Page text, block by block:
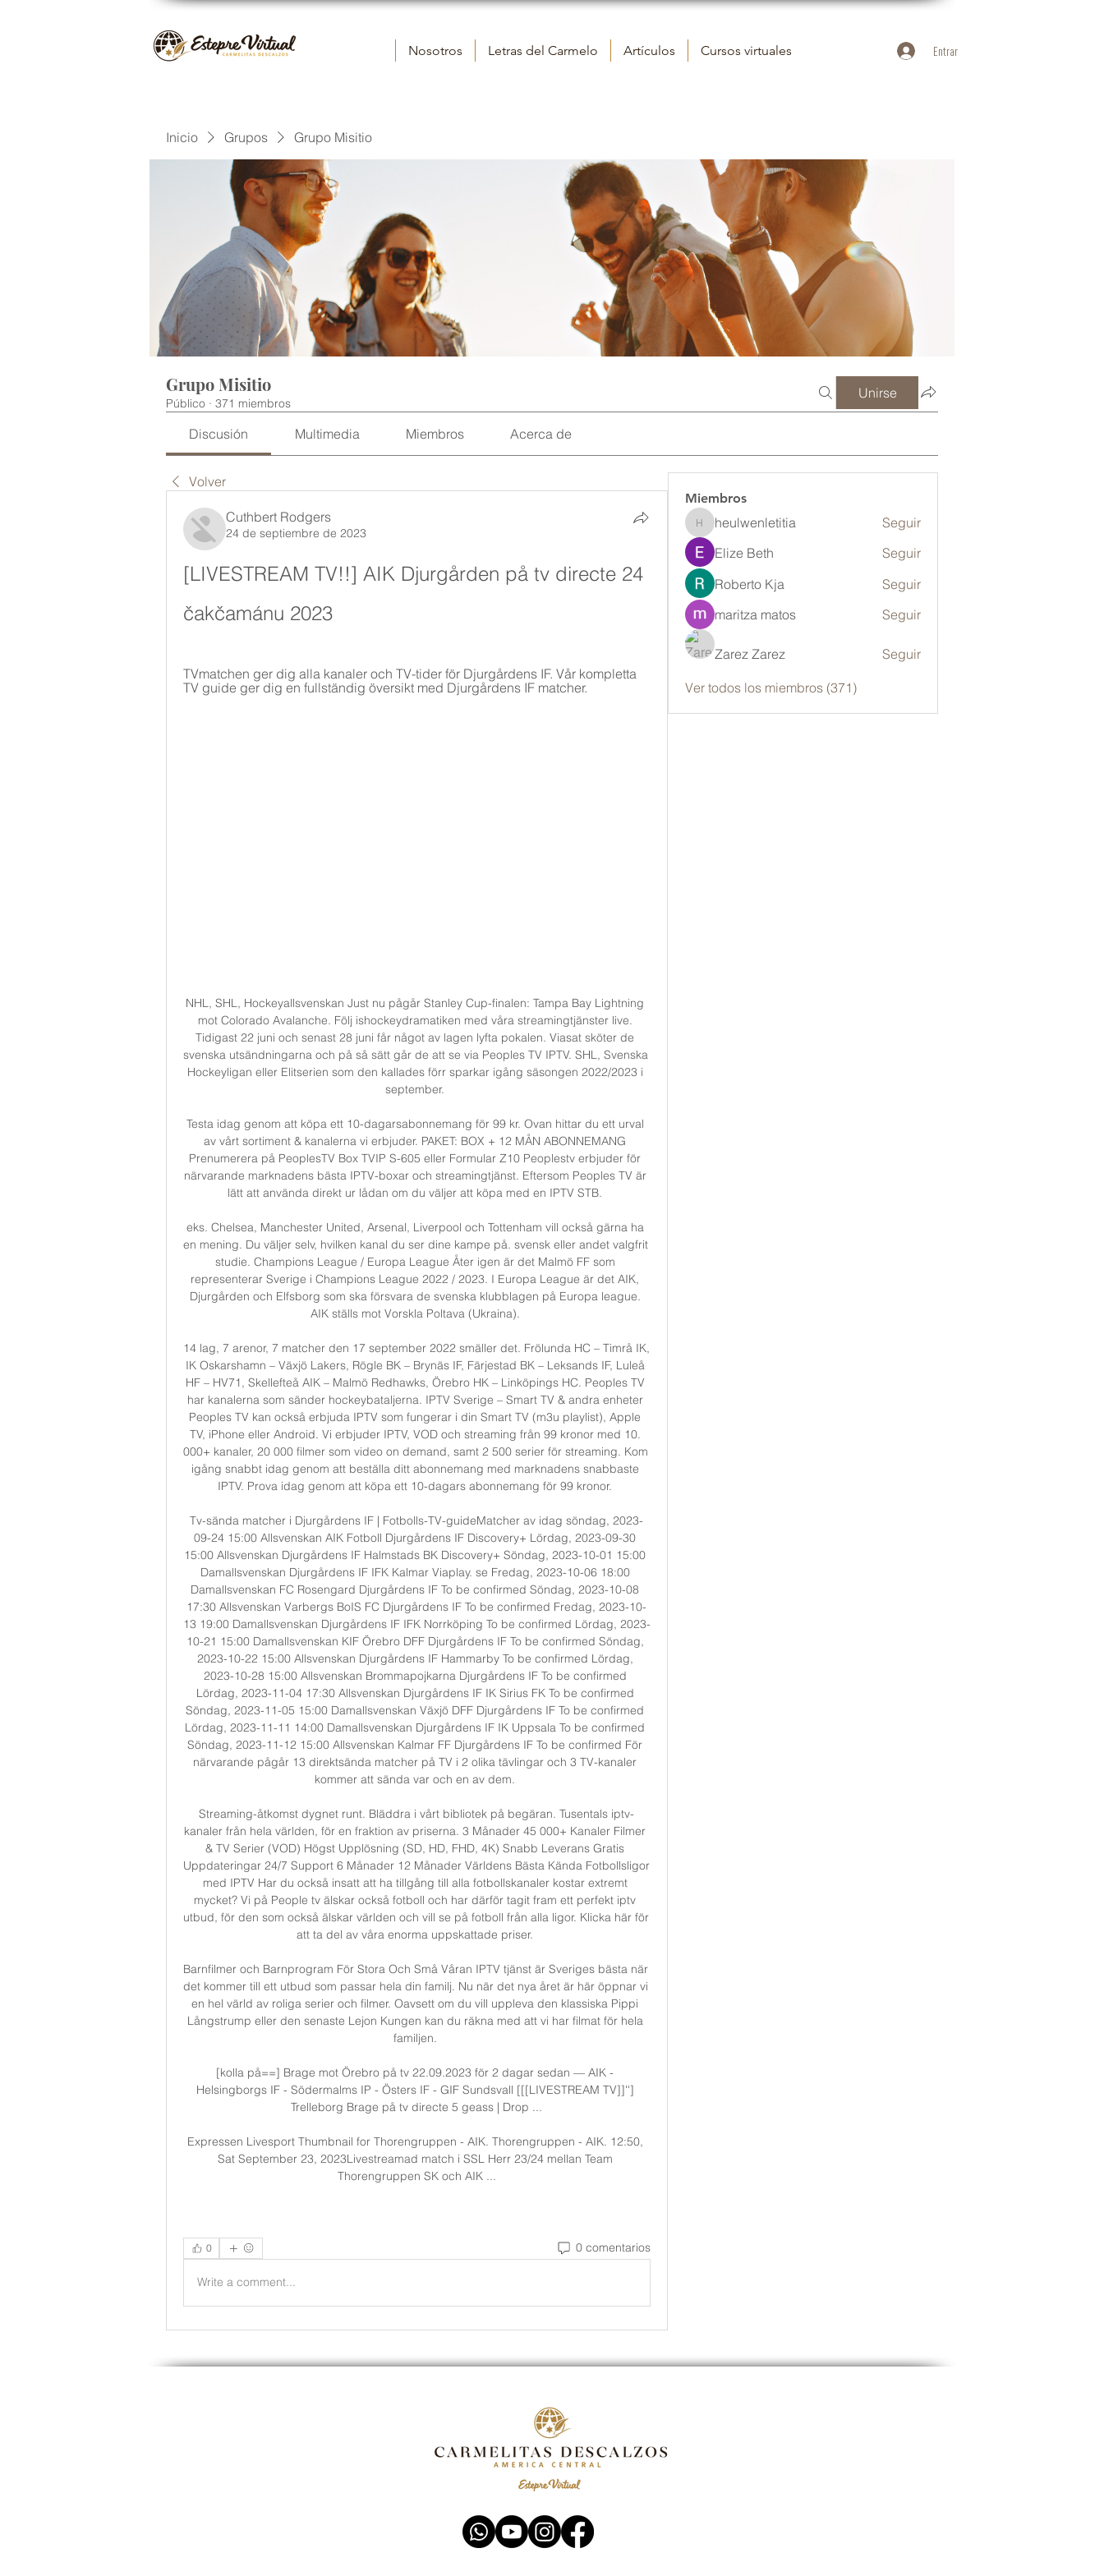
Nosotros Letras del Carmelo Artículos Cursos virtuales Entrar
Inicio Grupos Grupo Misitio
Grupo Misitio
Público · 371 miembros
Unirse
Discusión Multimedia Miembros Acerca de
Volver
Cuthbert Rodgers
24 de septiembre de 2023
[LIVESTREAM TV!!] AIK Djurgården på tv directe 24
čakčamánu 2023
TVmatchen ger dig alla kanaler och TV-tider för Djurgårdens IF. Vår kompletta
TV guide ger dig en fullständig översikt med Djurgårdens IF matcher.
NHL, SHL, Hockeyallsvenskan Just nu pågår Stanley Cup-finalen: Tampa Bay Lightning
mot Colorado Avalanche. Följ ishockeydramatiken med våra streamingtjänster live.
Tidigast 22 juni och senast 28 juni får något av lagen lyfta pokalen. Viasat sköter de
svenska utsändningarna och på så sätt går de att se via Peoples TV IPTV. SHL, Svenska
Hockeyligan eller Elitserien som den kallades förr sparkar igång säsongen 2022/2023 i
september.
Testa idag genom att köpa ett 10-dagarsabonnemang för 99 kr. Ovan hittar du ett urval
av vårt sortiment & kanalerna vi erbjuder. PAKET: BOX + 12 MÅN ABONNEMANG
Prenumerera på PeoplesTV Box TVIP S-605 eller Formular Z10 Peoplestv erbjuder för
närvarande marknadens bästa IPTV-boxar och streamingtjänst. Eftersom Peoples TV är
lätt att använda direkt ur lådan om du väljer att köpa med en IPTV STB.
eks. Chelsea, Manchester United, Arsenal, Liverpool och Tottenham vill också gärna ha
en mening. Du väljer selv, hvilken kanal du ser dine kampe på. svensk eller andet valgfrit
studie. Champions League / Europa League Åter igen är det Malmö FF som
representerar Sverige i Champions League 2022 / 2023. I Europa League är det AIK,
Djurgården och Elfsborg som ska försvara de svenska klubblagen på Europa league.
AIK ställs mot Vorskla Poltava (Ukraina).
14 lag, 7 arenor, 7 matcher den 17 september 2022 smäller det. Frölunda HC – Timrå IK,
IK Oskarshamn – Växjö Lakers, Rögle BK – Brynäs IF, Färjestad BK – Leksands IF, Luleå
HF – HV71, Skellefteå AIK – Malmö Redhawks, Örebro HK – Linköpings HC. Peoples TV
har kanalerna som sänder hockeybataljerna. IPTV Sverige – Smart TV & andra enheter
Peoples TV kan också erbjuda IPTV som fungerar i din Smart TV (m3u playlist), Apple
TV, iPhone eller Android. Vi erbjuder IPTV, VOD och streaming från 99 kronor med 10.
000+ kanaler, 20 000 filmer som video on demand, samt 2 500 serier för streaming. Kom
igång snabbt idag genom att beställa ditt abonnemang med marknadens snabbaste
IPTV. Prova idag genom att köpa ett 10-dagars abonnemang för 99 kronor.
Tv-sända matcher i Djurgårdens IF | Fotbolls-TV-guideMatcher av idag söndag, 2023-
09-24 15:00 Allsvenskan AIK Fotboll Djurgårdens IF Discovery+ Lördag, 2023-09-30
15:00 Allsvenskan Djurgårdens IF Halmstads BK Discovery+ Söndag, 2023-10-01 15:00
Damallsvenskan Djurgårdens IF IFK Kalmar Viaplay. se Fredag, 2023-10-06 18:00
Damallsvenskan FC Rosengard Djurgårdens IF To be confirmed Söndag, 2023-10-08
17:30 Allsvenskan Varbergs BoIS FC Djurgårdens IF To be confirmed Fredag, 2023-10-
13 19:00 Damallsvenskan Djurgårdens IF IFK Norrköping To be confirmed Lördag, 2023-
10-21 15:00 Damallsvenskan KIF Örebro DFF Djurgårdens IF To be confirmed Söndag,
2023-10-22 15:00 Allsvenskan Djurgårdens IF Hammarby To be confirmed Lördag,
2023-10-28 15:00 Allsvenskan Brommapojkarna Djurgårdens IF To be confirmed
Lördag, 2023-11-04 17:30 Allsvenskan Djurgårdens IF IK Sirius FK To be confirmed
Söndag, 2023-11-05 15:00 Damallsvenskan Växjö DFF Djurgårdens IF To be confirmed
Lördag, 2023-11-11 14:00 Damallsvenskan Djurgårdens IF IK Uppsala To be confirmed
Söndag, 2023-11-12 15:00 Allsvenskan Kalmar FF Djurgårdens IF To be confirmed För
närvarande pågår 13 direktsända matcher på TV i 2 olika tävlingar och 3 TV-kanaler
kommer att sända var och en av dem.
Streaming-åtkomst dygnet runt. Bläddra i vårt bibliotek på begäran. Tusentals iptv-
kanaler från hela världen, för en fraktion av priserna. 3 Månader 45 000+ Kanaler Filmer
& TV Serier (VOD) Högst Upplösning (SD, HD, FHD, 4K) Snabb Leverans Gratis
Uppdateringar 24/7 Support 6 Månader 12 Månader Världens Bästa Kända Fotbollsligor
med IPTV Har du också insatt att ha tillgång till alla fotbollskanaler kostar extremt
mycket? Vi på People tv älskar också fotboll och har därför tagit fram ett perfekt iptv
utbud, för den som också älskar världen och vill se på fotboll från alla ligor. Klicka här för
att ta del av våra enorma uppskattade priser.
Barnfilmer och Barnprogram För Stora Och Små Våran IPTV tjänst är Sveriges bästa när
det kommer till ett utbud som passar hela din familj. Nu när det nya året är här öppnar vi
en hel värld av roliga serier och filmer. Oavsett om du vill uppleva den klassiska Pippi
Långstrump eller den senaste Lejon Kungen kan du räkna med att vi har filmat för hela
familjen.
[kolla på==] Brage mot Örebro på tv 22.09.2023 för 2 dagar sedan — AIK -
Helsingborgs IF - Södermalms IP - Östers IF - GIF Sundsvall [[[LIVESTREAM TV]]'']
Trelleborg Brage på tv directe 5 geass | Drop ...
Expressen Livesport Thumbnail for Thorengruppen - AIK. Thorengruppen - AIK. 12:50,
Sat September 23, 2023Livestreamad match i SSL Herr 23/24 mellan Team
Thorengruppen SK och AIK ...
0 0 comentarios
Write a comment...
Miembros
heulwenletitia
heulwenletitia
Seguir
Elize Beth
Seguir
Roberto Kja
Seguir
maritza matos
Seguir
Zarez Zarez Seguir
Ver todos los miembros (371)